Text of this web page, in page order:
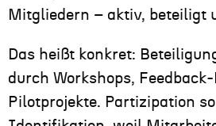
Mitgliedern – aktiv, beteiligt
Das heißt konkret:
durch Workshops,
Pilotprojekte. Partizipation